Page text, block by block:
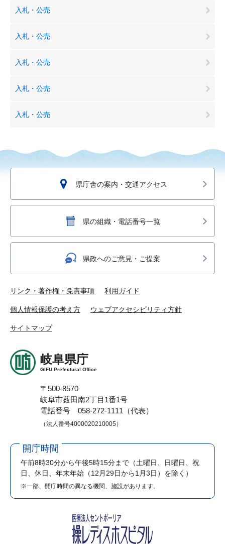
入札・公売
入札・公売
入札・公売
入札・公売
入札・公売
県庁舎の案内・交通アクセス
県の組織・電話番号一覧
県政へのご意見・ご提案
リンク・著作権・免責事項 利用ガイド
個人情報保護の考え方 ウェブアクセシビリティ方針
サイトマップ
岐阜県庁
GIFU Prefectural Office
〒500-8570
岐阜市薮田南2丁目1番1号
電話番号 058-272-1111（代表）
（法人番号4000020210005）
開庁時間
午前8時30分から午後5時15分まで （土曜日、日曜日、祝
日、休日、年末年始（12月29日から1月3日）を除く）
※一部、開庁時間の異なる機関、施設があります。